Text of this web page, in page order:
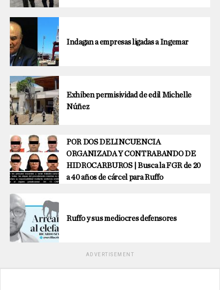
Indagan a empresas ligadas a Ingemar
Exhiben permisividad de edil Michelle
Núñez
POR DOS DELINCUENCIA
ORGANIZADA Y CONTRABANDO DE
HIDROCARBUROS | Busca la FGR de 20
a 40 años de cárcel para Ruffo
Ruffo y sus mediocres defensores
ADVERTISEMENT